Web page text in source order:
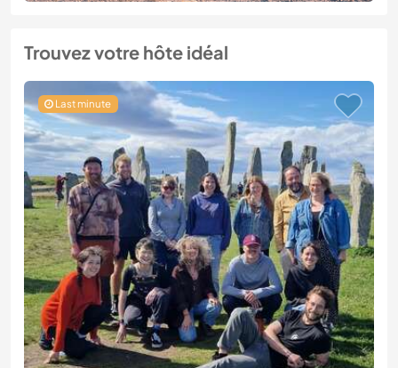
Trouvez votre hôte idéal
Last minute